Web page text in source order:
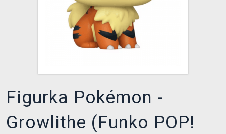
Figurka Pokémon -
Growlithe (Funko POP!